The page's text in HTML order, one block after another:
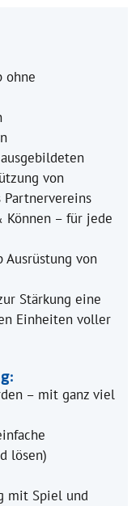
ohne
von
Partnervereins
Können – für jede
Ausrüstung von
Stärkung eine
Einheiten voller
– mit ganz viel
lösen)
mit Spiel und